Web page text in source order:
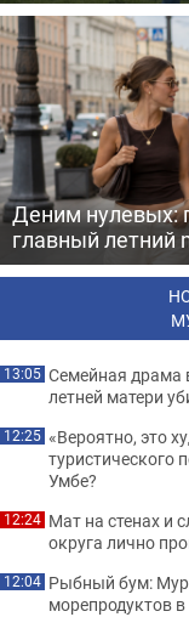
Деним
главный летний
13:05 Семейная драма
летней матери
12:25 «Вероятно, это
туристического
Умбе?
12:24 Мат на стенах и
округа лично
12:04 Рыбный бум:
морепродуктов